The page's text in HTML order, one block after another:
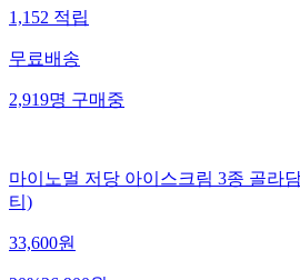
1,152적립
무료배송
2,919명구매중
마이노멀 저당 아이스크림 3종 골라
티)
33,600원